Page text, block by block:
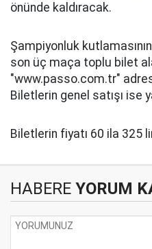
önünde kaldıracak.
Şampiyonluk
son üç maça toplu bilet
"www.passo.com.tr"
Biletlerin genel satışı ise
Biletlerin fiyatı 60 ila 325
HABERE YORUM